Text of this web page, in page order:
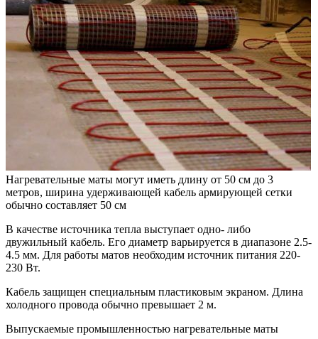
Нагревательные маты могут иметь длину от 50 см до 3
метров, ширина удерживающей кабель армирующей сетки
обычно составляет 50 см
В качестве источника тепла выступает одно- либо
двужильный кабель. Его диаметр варьируется в диапазоне 2.5-
4.5 мм. Для работы матов необходим источник питания 220-
230 Вт.
Кабель защищен специальным пластиковым экраном. Длина
холодного провода обычно превышает 2 м.
Выпускаемые промышленностью нагревательные маты